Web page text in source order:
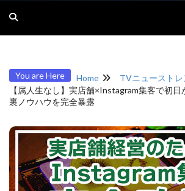
You are Here Home
TVニューストレ
【属人生なし】実店舗×Instagram集客で初日
裏ノウハウを完全暴露